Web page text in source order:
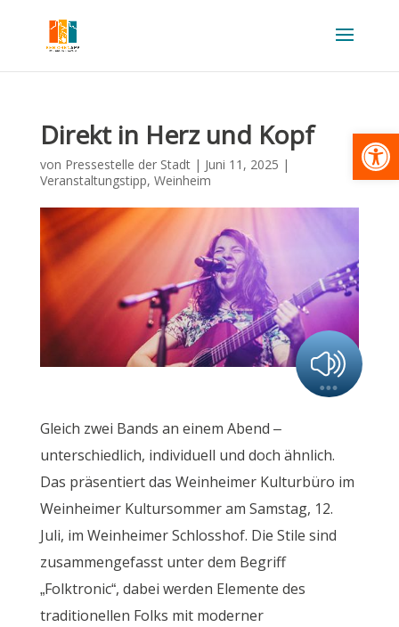
Direkt in Herz und Kopf
von Pressestelle der Stadt| Juni 11, 2025 |
Veranstaltungstipp, Weinheim
Gleich zwei Bands an einem Abend –
unterschiedlich, individuell und doch ähnlich.
Das präsentiert das Weinheimer Kulturbüro im
Weinheimer Kultursommer am Samstag, 12.
Juli, im Weinheimer Schlosshof. Die Stile sind
zusammengefasst unter dem Begriff
„Folktronic“, dabei werden Elemente des
traditionellen Folks mit moderner